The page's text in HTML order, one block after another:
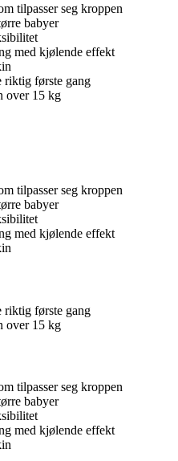
tilpasser seg kroppen
babyer
med kjølende effekt
riktig første gang
over 15 kg
tilpasser seg kroppen
babyer
med kjølende effekt
riktig første gang
over 15 kg
tilpasser seg kroppen
babyer
med kjølende effekt